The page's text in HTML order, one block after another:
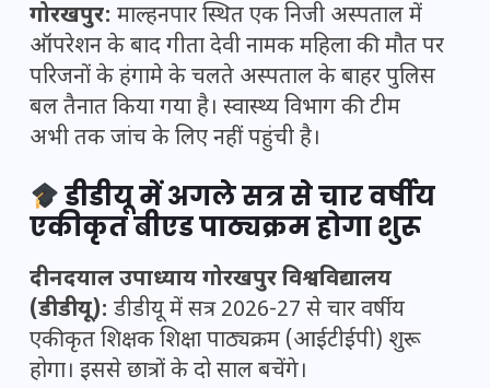
गोरखपुर: माल्हनपार स्थित एक निजी अस्पताल में
ऑपरेशन के बाद गीता देवी नामक महिला की मौत पर
परिजनों के हंगामे के चलते अस्पताल के बाहर पुलिस
बल तैनात किया गया है। स्वास्थ्य विभाग की टीम
अभी तक जांच के लिए नहीं पहुंची है।
डीडीयू में अगले सत्र से चार वर्षीय
एकीकृत बीएड पाठ्यक्रम होगा शुरू
दीनदयाल उपाध्याय गोरखपुर विश्वविद्यालय
(डीडीयू): डीडीयू में सत्र 2026-27 से चार वर्षीय
एकीकृत शिक्षक शिक्षा पाठ्यक्रम (आईटीईपी) शुरू
होगा। इससे छात्रों के दो साल बचेंगे।